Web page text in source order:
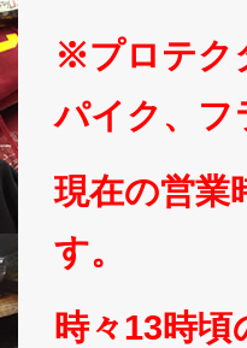
※プロテク
パイク、フ
現在の営業
す。
時々13時